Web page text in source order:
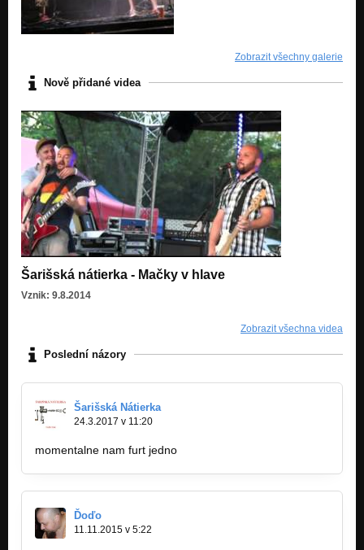
A i už
Skokan
Hlad
A i už
Cigáň
A i už
Futro Urwy
A i už
Zobrazit všechny galerie
Nově přidané videa
Šarišská nátierka - Mačky v hlave
Vznik: 9.8.2014
Zobrazit všechna videa
Poslední názory
Šarišská Nátierka
24.3.2017 v 11:20
momentalne nam furt jedno
Ďoďo
11.11.2015 v 5:22